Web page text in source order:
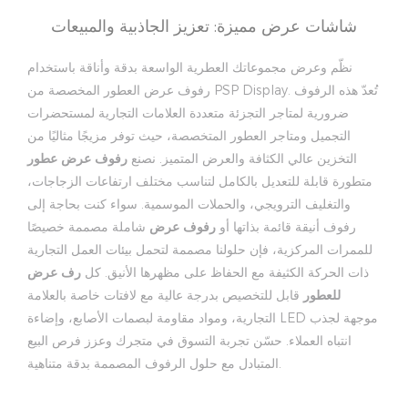
شاشات عرض مميزة: تعزيز الجاذبية والمبيعات
نظّم وعرض مجموعاتك العطرية الواسعة بدقة وأناقة باستخدام
رفوف عرض العطور المخصصة من PSP Display. تُعدّ هذه الرفوف
ضرورية لمتاجر التجزئة متعددة العلامات التجارية لمستحضرات
التجميل ومتاجر العطور المتخصصة، حيث توفر مزيجًا مثاليًا من
التخزين عالي الكثافة والعرض المتميز. نصنع رفوف عرض عطور
متطورة قابلة للتعديل بالكامل لتناسب مختلف ارتفاعات الزجاجات،
والتغليف الترويجي، والحملات الموسمية. سواء كنت بحاجة إلى
رفوف أنيقة قائمة بذاتها أو رفوف عرض شاملة مصممة خصيصًا
للممرات المركزية، فإن حلولنا مصممة لتحمل بيئات العمل التجارية
ذات الحركة الكثيفة مع الحفاظ على مظهرها الأنيق. كل رف عرض
للعطور قابل للتخصيص بدرجة عالية مع لافتات خاصة بالعلامة
التجارية، ومواد مقاومة لبصمات الأصابع، وإضاءة LED موجهة لجذب
انتباه العملاء. حسّن تجربة التسوق في متجرك وعزز فرص البيع
المتبادل مع حلول الرفوف المصممة بدقة متناهية.